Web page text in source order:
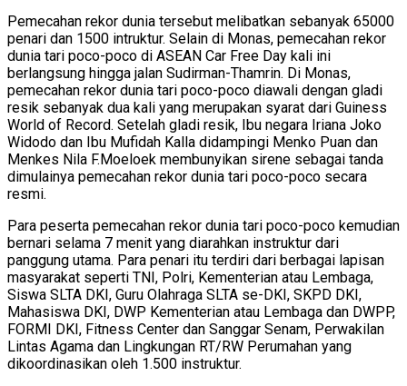
Pemecahan rekor dunia tersebut melibatkan sebanyak 65000
penari dan 1500 intruktur. Selain di Monas, pemecahan rekor
dunia tari poco-poco di ASEAN Car Free Day kali ini
berlangsung hingga jalan Sudirman-Thamrin. Di Monas,
pemecahan rekor dunia tari poco-poco diawali dengan gladi
resik sebanyak dua kali yang merupakan syarat dari Guiness
World of Record. Setelah gladi resik, Ibu negara Iriana Joko
Widodo dan Ibu Mufidah Kalla didampingi Menko Puan dan
Menkes Nila F.Moeloek membunyikan sirene sebagai tanda
dimulainya pemecahan rekor dunia tari poco-poco secara
resmi.
Para peserta pemecahan rekor dunia tari poco-poco kemudian
bernari selama 7 menit yang diarahkan instruktur dari
panggung utama. Para penari itu terdiri dari berbagai lapisan
masyarakat seperti TNI, Polri, Kementerian atau Lembaga,
Siswa SLTA DKI, Guru Olahraga SLTA se-DKI, SKPD DKI,
Mahasiswa DKI, DWP Kementerian atau Lembaga dan DWPP,
FORMI DKI, Fitness Center dan Sanggar Senam, Perwakilan
Lintas Agama dan Lingkungan RT/RW Perumahan yang
dikoordinasikan oleh 1.500 instruktur.